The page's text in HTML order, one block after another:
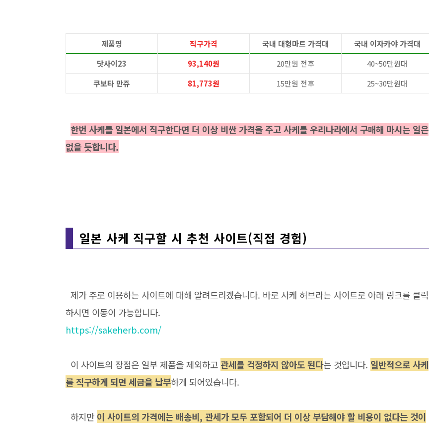
제품명 직구가격 국내 대형마트 가격대
국내 이자카야 가격대
닷사이23
93,140원 20만원 전후
40~50만원대
쿠보타 만쥬
81,773원 15만원 전후 25~30만원대
한번 사케를 일본에서 직구한다면 더 이상 비싼 가격을 주고 사케를 우리나라에서 구매해 마시는 일은
없을 듯합니다.
일본 사케 직구할 시 추천 사이트(직접 경험)
제가 주로 이용하는 사이트에 대해 알려드리겠습니다. 바로 사케 허브라는 사이트로 아래 링크를 클릭
하시면 이동이 가능합니다.
https://sakeherb.com/
이 사이트의 장점은 일부 제품을 제외하고 관세를 걱정하지 않아도 된다는 것입니다. 일반적으로 사케
를 직구하게 되면 세금을 납부하게 되어있습니다.
하지만 이 사이트의 가격에는 배송비, 관세가 모두 포함되어 더 이상 부담해야 할 비용이 없다는 것이